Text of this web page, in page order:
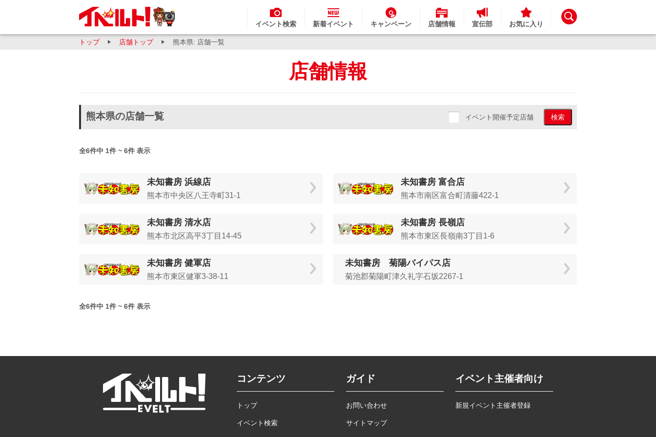
イベント検索 新着イベント キャンペーン 店舗情報 宣伝部 お気に入り
トップ 店舗トップ 熊本県: 店舗一覧
店舗情報
熊本県の店舗一覧 イベント開催予定店舗 検索
全6件中 1件 ~ 6件 表示
未知書房 浜線店
熊本市中央区八王寺町31-1
未知書房 富合店
熊本市南区富合町清藤422-1
未知書房 清水店
熊本市北区高平3丁目14‐45
未知書房 長嶺店
熊本市東区長嶺南3丁目1-6
未知書房 健軍店
熊本市東区健軍3-38-11
未知書房 菊陽バイパス店
菊池郡菊陽町津久礼字石坂2267-1
全6件中 1件 ~ 6件 表示
コンテンツ
トップ
イベント検索
ガイド
お問い合わせ
サイトマップ
イベント主催者向け
新規イベント主催者登録